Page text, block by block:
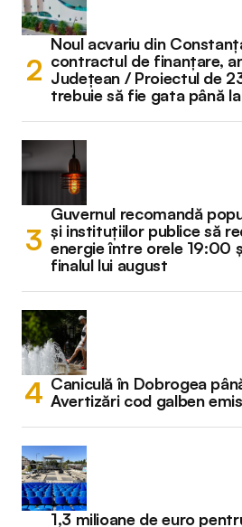
Noul acvariu din
contractul de finanțare,
Județean / Proiectul de
trebuie să fie gata până
Guvernul recomandă
și instituțiilor publice să
energie între orele 19:00
finalul lui august
Caniculă în Dobrogea
Avertizări cod galben
1,3 milioane de euro